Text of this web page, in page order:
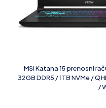
MSI Katana 15 prenosni
32GB DDR5 / 1TB NVMe /
/